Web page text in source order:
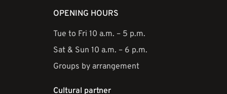
OPENING HOURS
Tue to Fri 10 a.m. – 5 p.m.
Sat & Sun 10 a.m. – 6 p.m.
Groups by arrangement
Cultural partner